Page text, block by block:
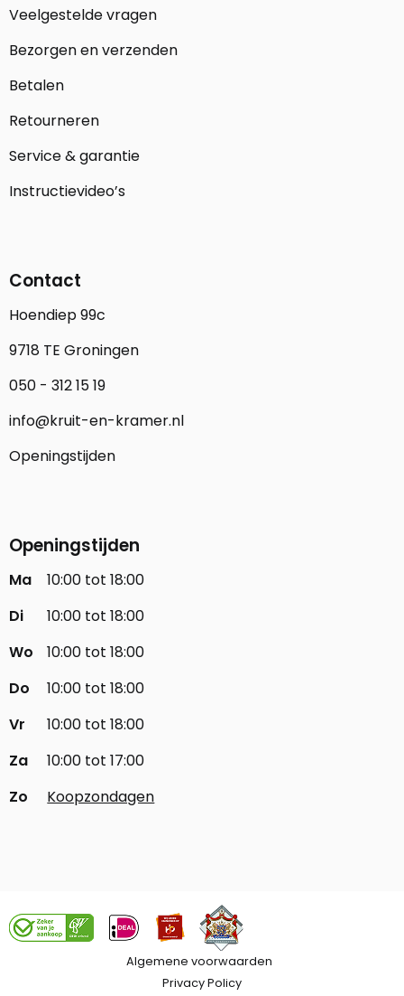
Veelgestelde vragen
Bezorgen en verzenden
Betalen
Retourneren
Service & garantie
Instructievideo’s
Contact
Hoendiep 99c
9718 TE Groningen
050 - 312 15 19
info@kruit-en-kramer.nl
Openingstijden
Openingstijden
Ma
10:00 tot 18:00
Di
10:00 tot 18:00
Wo
10:00 tot 18:00
Do
10:00 tot 18:00
Vr
10:00 tot 18:00
Za
10:00 tot 17:00
Zo
Koopzondagen
Algemene voorwaarden
Privacy Policy